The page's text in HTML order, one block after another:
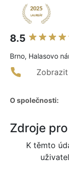
8.5
Brno, Halasovo
O společnosti:
Zdroje
K těmto